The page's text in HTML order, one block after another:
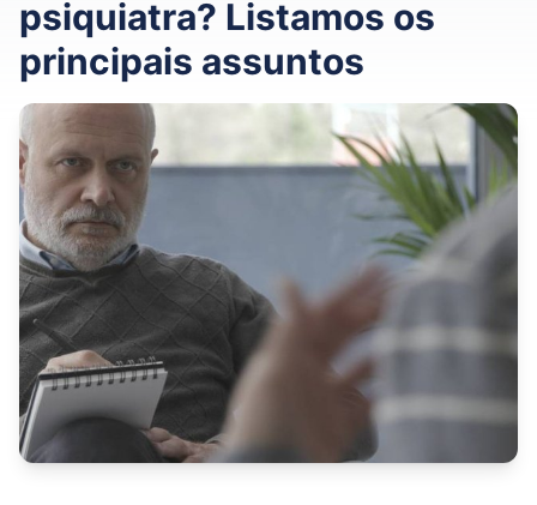
psiquiatra? Listamos os
principais assuntos